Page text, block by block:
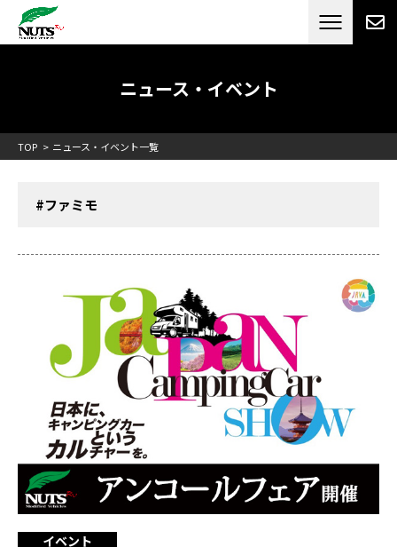
日本最大級のキャンピングカーメーカー
RV[テレビCM放送]
ニュース・イベント
TOP ニュース・イベント一覧
#ファミモ
イベント